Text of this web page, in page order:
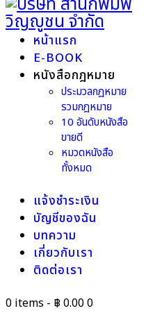
หน้าแรก
E-BOOK
หนังสือกฎหมาย
ประมวลกฎหมาย
รวมกฎหมาย
10 อันดับหนังสือ
ขายดี
หมวดหนังสือ
ทั้งหมด
แจ้งชำระเงิน
บัญชีของฉัน
บทความ
เกี่ยวกับเรา
ติดต่อเรา
0 items - ฿ 0.000